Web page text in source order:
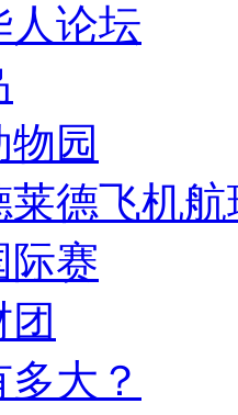
人论坛
园
德飞机航
际赛
大？